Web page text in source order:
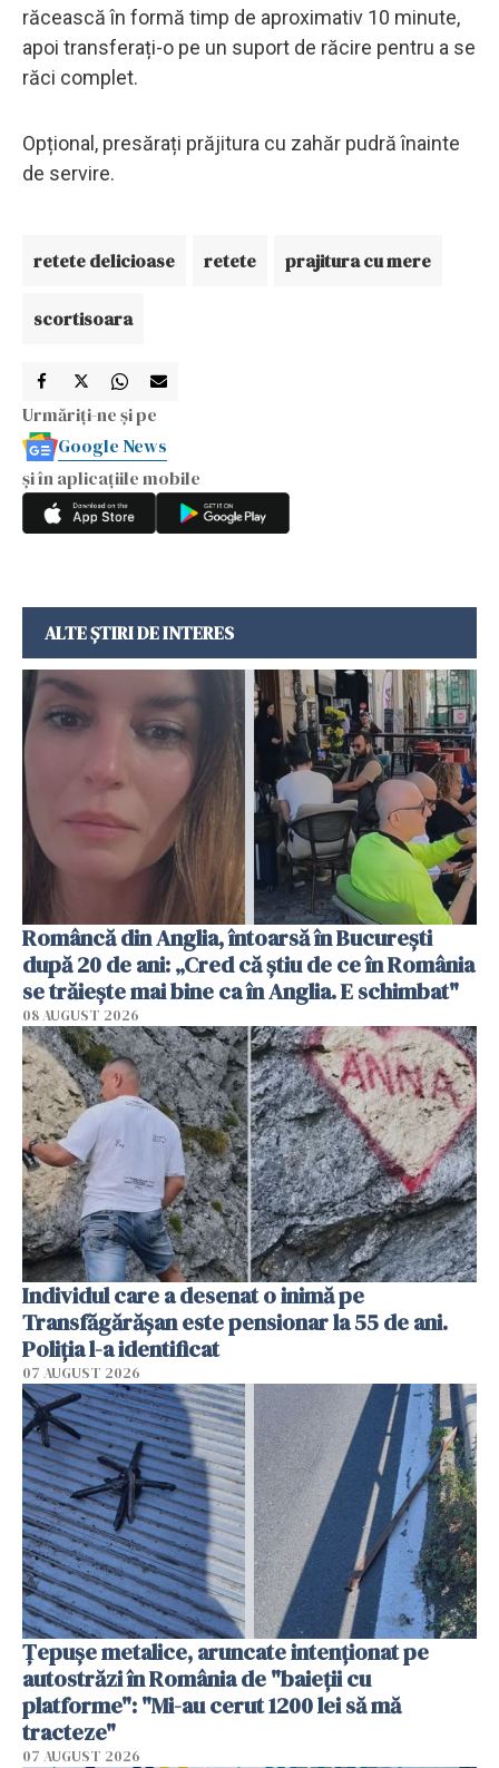
răcească în formă timp de aproximativ 10 minute,
apoi transferați-o pe un suport de răcire pentru a se
răci complet.
Opțional, presărați prăjitura cu zahăr pudră înainte
de servire.
retete delicioase retete prajitura cu mere
scortisoara
Urmăriți-ne și pe
Google News
și în aplicațiile mobile
ALTE ȘTIRI DE INTERES
Româncă din Anglia, întoarsă în București
după 20 de ani: „Cred că știu de ce în România
se trăiește mai bine ca în Anglia. E schimbat"
08 AUGUST 2026
Individul care a desenat o inimă pe
Transfăgărășan este pensionar la 55 de ani.
Poliția l-a identificat
07 AUGUST 2026
Țepușe metalice, aruncate intenționat pe
autostrăzi în România de "baieții cu
platforme": "Mi-au cerut 1200 lei să mă
tracteze"
07 AUGUST 2026